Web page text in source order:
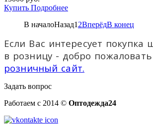
Купить Подробнее
В началоНазад1 2ВперёдВ конец
Если Вас интересует покупка
в розницу - добро
розничный сайт.
Задать вопрос
Работаем с 2014 © Оптодежда24